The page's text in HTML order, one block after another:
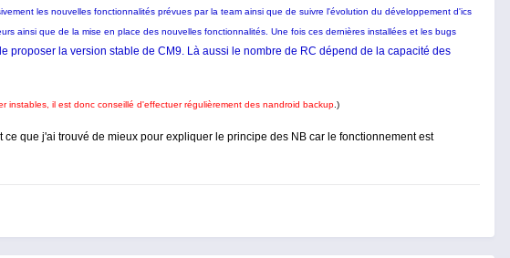
les nouvelles fonctionnalités prévues par la team ainsi que de suivre l'évolution du développement d'ics
ainsi que de la mise en place des nouvelles fonctionnalités. Une fois ces dernières installées et les bugs
proposer la version stable de CM9. Là aussi le nombre de RC dépend de la capacité des
il est donc conseillé d'effectuer régulièrement des nandroid backup.)
que j'ai trouvé de mieux pour expliquer le principe des NB car le fonctionnement est